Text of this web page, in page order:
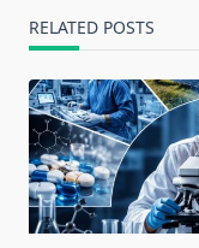
RELATED POSTS